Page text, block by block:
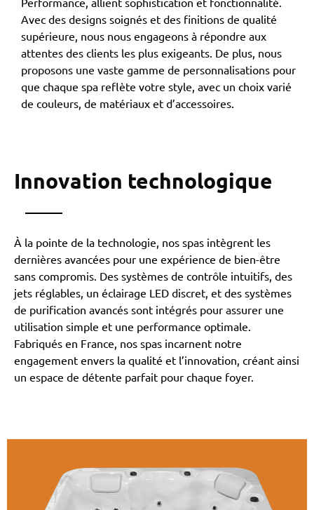
Performance, allient sophistication et fonctionnalité.
Avec des designs soignés et des finitions de qualité
supérieure, nous nous engageons à répondre aux
attentes des clients les plus exigeants. De plus, nous
proposons une vaste gamme de personnalisations pour
que chaque spa reflète votre style, avec un choix varié
de couleurs, de matériaux et d’accessoires.
Innovation technologique
À la pointe de la technologie, nos spas intègrent les
dernières avancées pour une expérience de bien-être
sans compromis. Des systèmes de contrôle intuitifs, des
jets réglables, un éclairage LED discret, et des systèmes
de purification avancés sont intégrés pour assurer une
utilisation simple et une performance optimale.
Fabriqués en France, nos spas incarnent notre
engagement envers la qualité et l’innovation, créant ainsi
un espace de détente parfait pour chaque foyer.